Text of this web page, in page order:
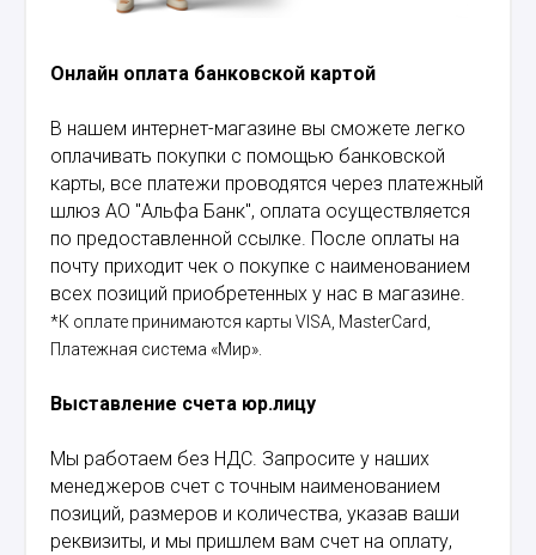
Онлайн оплата банковской картой
В нашем интернет-магазине вы сможете легко
оплачивать покупки с помощью банковской
карты, все платежи проводятся через платежный
шлюз АО "Альфа Банк", оплата осуществляется
по предоставленной ссылке. После оплаты на
почту приходит чек о покупке с наименованием
всех позиций приобретенных у нас в магазине.
*К оплате принимаются карты VISA, MasterCard,
Платежная система «Мир».
Выставление счета юр.лицу
Мы работаем без НДС. Запросите у наших
менеджеров счет с точным наименованием
позиций, размеров и количества, указав ваши
реквизиты, и мы пришлем вам счет на оплату,